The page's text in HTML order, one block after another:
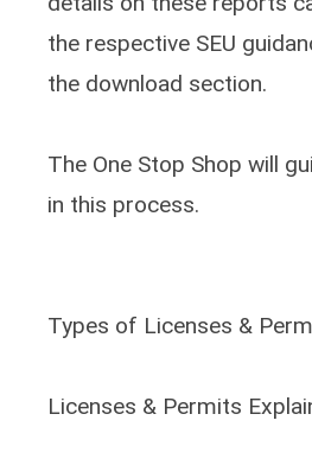
the respective SEU
the download section.
The One Stop Shop will
in this process.
Types of Licenses &
Licenses & Permits